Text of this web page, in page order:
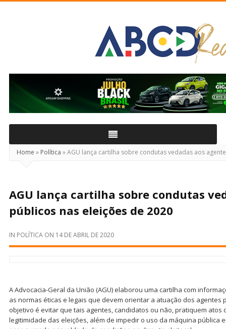
Real
Home » Política »AGU lança cartilha sobre condutas vedadas aos
AGU lança cartilha sobre condutas
públicos nas eleições de 2020
IN POLÍTICA ON 14 DE ABRIL DE 2020
A Advocacia-Geral da União (AGU) elaborou uma cartilha com
as normas éticas e legais que devem orientar a atuação dos agentes
objetivo é evitar que tais agentes, candidatos ou não, pratiquem atos
legitimidade das eleições, além de impedir o uso da máquina pública